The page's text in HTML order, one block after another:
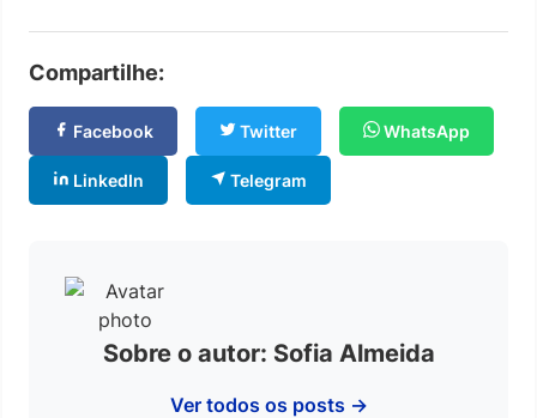
Compartilhe:
Facebook Twitter WhatsApp
LinkedIn Telegram
Sobre o autor: Sofia Almeida
Ver todos os posts →